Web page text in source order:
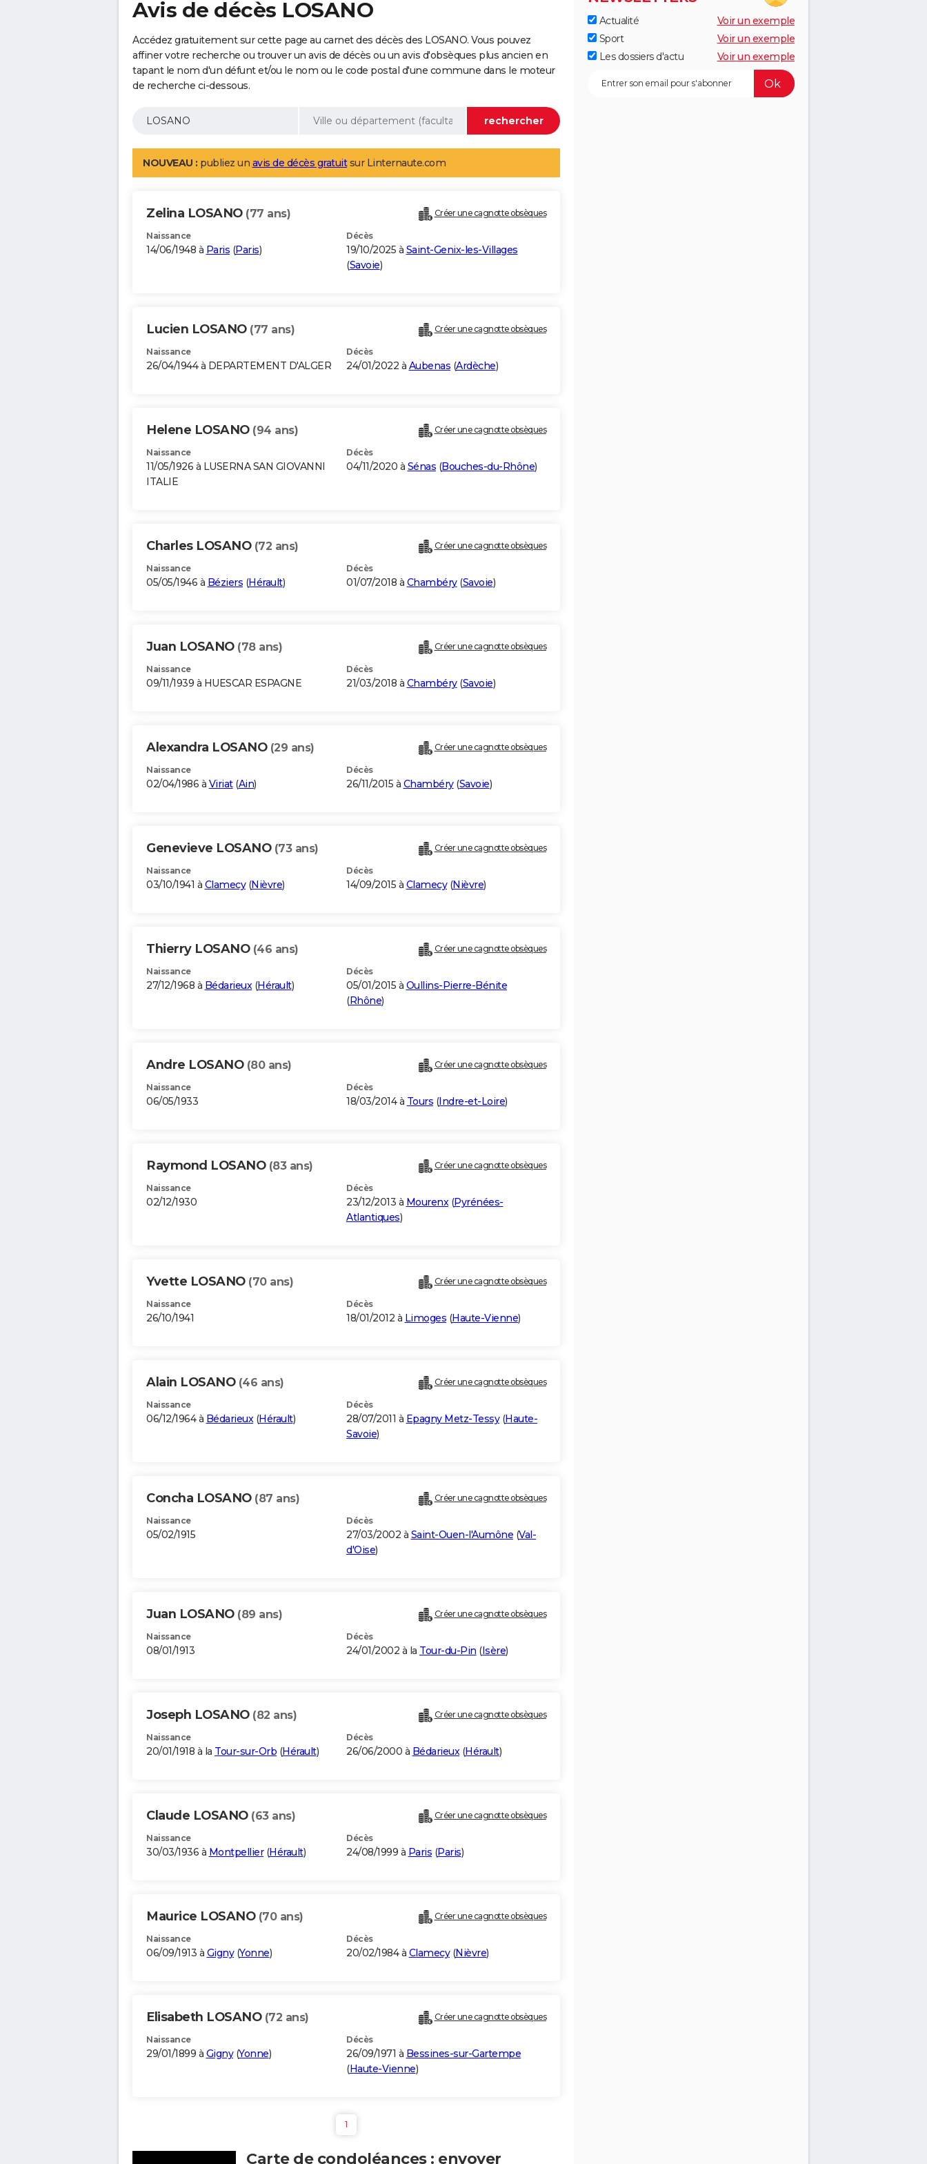
Avis de décès LOSANO
Accédez gratuitement sur cette page au carnet des décès des LOSANO. Vous pouvez
affiner votre recherche ou trouver un avis de décès ou un avis d'obsèques plus ancien en
tapant le nom d'un défunt et/ou le nom ou le code postal d'une commune dans le moteur
de recherche ci-dessous.
NOUVEAU : publiez un avis de décès gratuitsur Linternaute.com
Zelina LOSANO (77 ans) Créer une cagnotte obsèques
Naissance
14/06/1948 à Paris (Paris)
Décès
19/10/2025 à Saint-Genix-les-Villages
(Savoie)
Lucien LOSANO (77 ans) Créer une cagnotte obsèques
Naissance
26/04/1944 à DEPARTEMENT D'ALGER
Décès
24/01/2022 à Aubenas (Ardèche)
Helene LOSANO (94 ans) Créer une cagnotte obsèques
Naissance
11/05/1926 à LUSERNA SAN GIOVANNI
ITALIE
Décès
04/11/2020 à Sénas (Bouches-du-Rhône)
Charles LOSANO (72 ans) Créer une cagnotte obsèques
Naissance
05/05/1946 à Béziers (Hérault)
Décès
01/07/2018 à Chambéry(Savoie)
Juan LOSANO (78 ans) Créer une cagnotte obsèques
Naissance
09/11/1939 à HUESCAR ESPAGNE
Décès
21/03/2018 à Chambéry(Savoie)
Alexandra LOSANO (29 ans) Créer une cagnotte obsèques
Naissance
02/04/1986 à Viriat(Ain)
Décès
26/11/2015 à Chambéry(Savoie)
Genevieve LOSANO (73 ans) Créer une cagnotte obsèques
Naissance
03/10/1941 à Clamecy(Nièvre)
Décès
14/09/2015 à Clamecy(Nièvre)
Thierry LOSANO (46 ans) Créer une cagnotte obsèques
Naissance
27/12/1968 à Bédarieux(Hérault)
Décès
05/01/2015 à Oullins-Pierre-Bénite
(Rhône)
Andre LOSANO (80 ans) Créer une cagnotte obsèques
Naissance
06/05/1933
Décès
18/03/2014 à Tours (Indre-et-Loire)
Raymond LOSANO (83 ans) Créer une cagnotte obsèques
Naissance
02/12/1930
Décès
23/12/2013 à Mourenx(Pyrénées-
Atlantiques)
Yvette LOSANO (70 ans) Créer une cagnotte obsèques
Naissance
26/10/1941
Décès
18/01/2012 à Limoges (Haute-Vienne)
Alain LOSANO (46 ans) Créer une cagnotte obsèques
Naissance
06/12/1964 à Bédarieux(Hérault)
Décès
28/07/2011 à Epagny Metz-Tessy(Haute-
Savoie)
Concha LOSANO (87 ans) Créer une cagnotte obsèques
Naissance
05/02/1915
Décès
27/03/2002 à Saint-Ouen-l'Aumône (Val-
d'Oise)
Juan LOSANO (89 ans) Créer une cagnotte obsèques
Naissance
08/01/1913
Décès
24/01/2002 à la Tour-du-Pin (Isère)
Joseph LOSANO (82 ans) Créer une cagnotte obsèques
Naissance
20/01/1918 à la Tour-sur-Orb (Hérault)
Décès
26/06/2000 à Bédarieux(Hérault)
Claude LOSANO (63 ans) Créer une cagnotte obsèques
Naissance
30/03/1936 à Montpellier(Hérault)
Décès
24/08/1999 à Paris (Paris)
Maurice LOSANO (70 ans) Créer une cagnotte obsèques
Naissance
06/09/1913 à Gigny(Yonne)
Décès
20/02/1984 à Clamecy(Nièvre)
Elisabeth LOSANO (72 ans) Créer une cagnotte obsèques
Naissance
29/01/1899 à Gigny(Yonne)
Décès
26/09/1971 à Bessines-sur-Gartempe
(Haute-Vienne)
1
Carte de condoléances : envoyer
Actualité
Voir un exemple
Sport
Voir un exemple
Les dossiers d'actu
Voir un exemple